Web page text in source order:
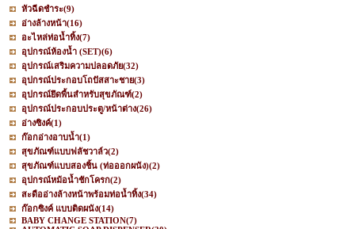
หัวฉีดชำระ(9)
อ่างล้างหน้า(16)
อะไหล่ท่อน้ำทิ้ง(7)
อุปกรณ์ห้องน้ำ (SET)(6)
อุปกรณ์เสริมความปลอดภัย(32)
อุปกรณ์ประกอบโถปัสสาะชาย(3)
อุปกรณ์ยึดพื้นสำหรับสุขภัณฑ์(2)
อุปกรณ์ประกอบประตู/หน้าต่าง(26)
อ่างซิงค์(1)
ก๊อกอ่างอาบน้ำ(1)
สุขภัณฑ์แบบฟลัชวาล์ว(2)
สุขภัณฑ์แบบสองชิ้น (ท่อออกผนัง)(2)
อุปกรณ์หม้อน้ำชักโครก(2)
สะดืออ่างล้างหน้าพร้อมท่อน้ำทิ้ง(34)
ก๊อกซิงค์ แบบติดผนัง(14)
BABY CHANGE STATION(7)